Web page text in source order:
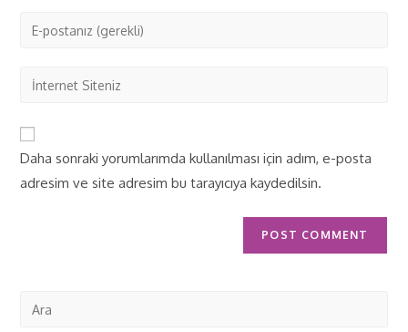
Daha sonraki yorumlarımda kullanılması için adım, e-posta
adresim ve site adresim bu tarayıcıya kaydedilsin.